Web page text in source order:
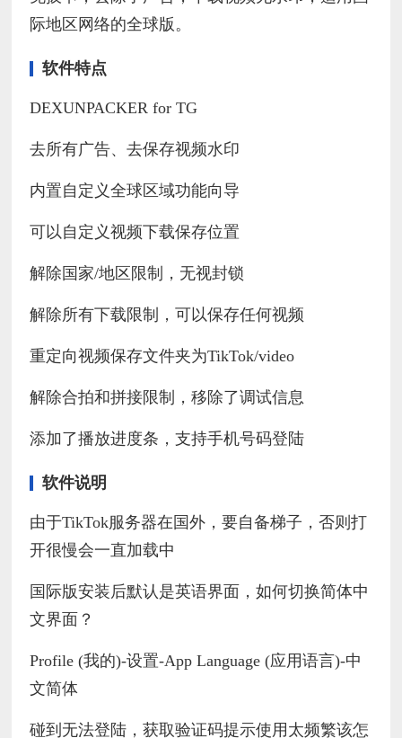
际地区网络的全球版。
软件特点
DEXUNPACKER for TG
去所有广告、去保存视频水印
内置自定义全球区域功能向导
可以自定义视频下载保存位置
解除国家/地区限制，无视封锁
解除所有下载限制，可以保存任何视频
重定向视频保存文件夹为TikTok/video
解除合拍和拼接限制，移除了调试信息
添加了播放进度条，支持手机号码登陆
软件说明
由于TikTok服务器在国外，要自备梯子，否则打
开很慢会一直加载中
国际版安装后默认是英语界面，如何切换简体中
文界面？
Profile (我的)-设置-App Language (应用语言)-中
文简体
碰到无法登陆，获取验证码提示使用太频繁该怎